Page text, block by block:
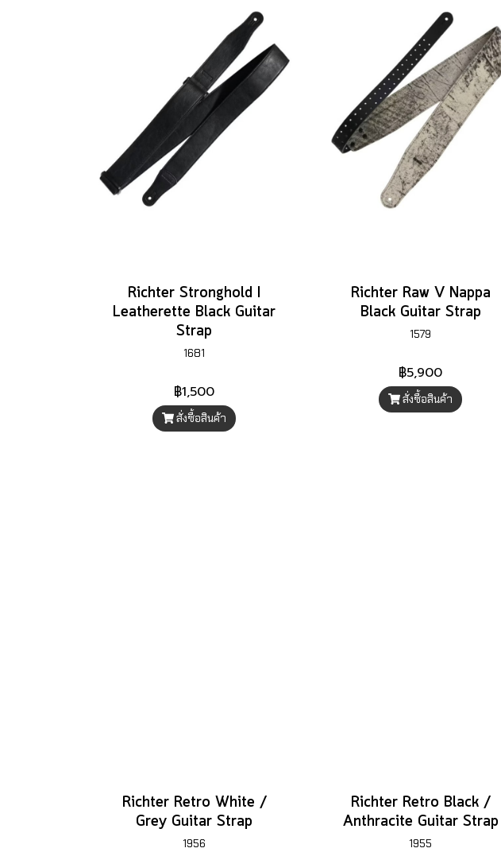
Richter Stronghold I
Leatherette Black Guitar
Strap
1681
฿1,500
สั่งซื้อสินค้า
Richter Raw V Nappa
Black Guitar Strap
1579
฿5,900
สั่งซื้อสินค้า
Richter Retro White /
Grey Guitar Strap
1956
Richter Retro Black /
Anthracite Guitar Strap
1955